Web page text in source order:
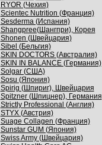
RYOR (Чехия)
Scientec Nutrition (Франция)
Sesderma (Испания)
Shangpree(Шангпри), Корея
Shonen (Швейцария)
Sibel (Бельгия)
SKIN DOCTORS (Австралия)
SKIN IN BALANCE (Германия)
Solgar (США)
Sosu (Япония)
Spirig (Шпириг), Швейцария
Spitzner (Шпицнер), Германия
Strictly Professional (Англия)
STYX (Австрия)
Suage Collagen (Франция)
Sunstar GUM (Япония)
Swiss Army (Швейцария)